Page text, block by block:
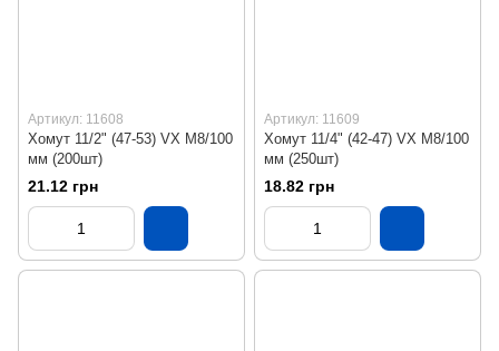
Артикул: 11608
Хомут 11/2" (47-53) VX М8/100
мм (200шт)
21.12 грн
Артикул: 11609
Хомут 11/4" (42-47) VX М8/100
мм (250шт)
18.82 грн